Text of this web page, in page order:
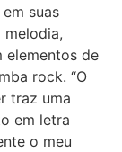
suas
elementos de
rock. “O
traz uma
em letra
o meu